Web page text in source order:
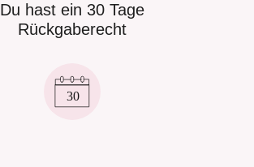
Du hast ein 30 Tage
Rückgaberecht